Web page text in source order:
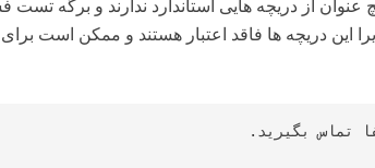
از دریچه هایی استاندارد ندارند و برگه تست
این دریچه ها فاقد اعتبار هستند و ممکن است